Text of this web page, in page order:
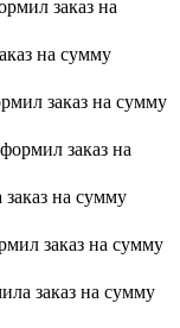
заказ на
на сумму
заказ на сумму
заказ на
на сумму
заказ на сумму
заказ на сумму